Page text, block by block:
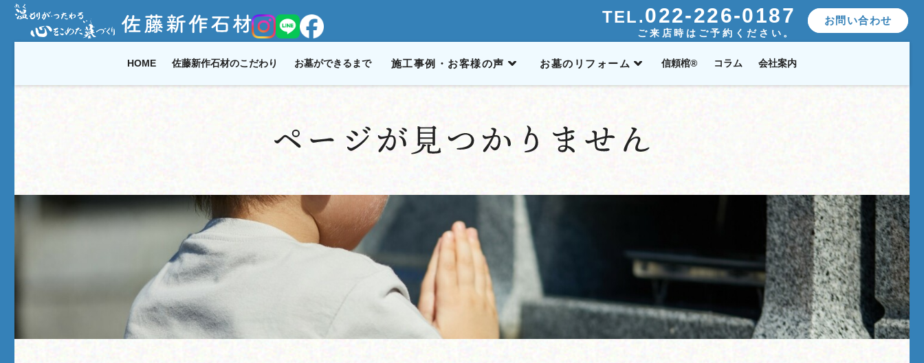
TEL.022-226-0187
ご来店時はご予約ください。
お問い合わせ
HOME 佐藤新作石材のこだわり お墓ができるまで 施工事例・お客様の声 お墓のリフォーム 信頼棺® コラム 会社案内